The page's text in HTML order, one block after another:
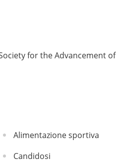
for the Advancement of
Alimentazione sportiva
Candidosi